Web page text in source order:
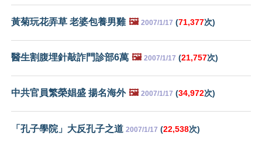
黃菊玩花弄草 老婆包養男雞 🖼️ 2007/1/17 (71,377次)
醫生割腹埋針敲詐門診部6萬 🖼️ 2007/1/17 (21,757次)
中共官員繁榮娼盛 揚名海外 🖼️ 2007/1/17 (34,972次)
「孔子學院」大反孔子之道 2007/1/17 (22,538次)